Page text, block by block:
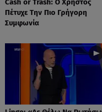
Cash or Trash: Ο Χρήστος
Πέτυχε Την Πιο Γρήγορη
Συμφωνία